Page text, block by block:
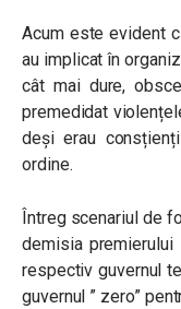
Acum este evident
au implicat în
cât mai dure,
premedidat
deși erau
ordine.
Întreg scenariul de
demisia premierului
respectiv guvernul
guvernul ” zero”